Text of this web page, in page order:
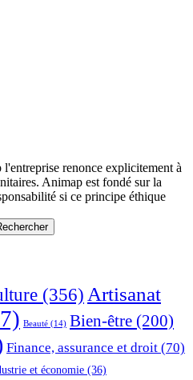
renonce explicitement à
Animap est fondé sur la
si ce principe éthique
(356) Artisanat
Beauté (14) Bien-être (200)
Finance, assurance et droit (70)
et économie (36)